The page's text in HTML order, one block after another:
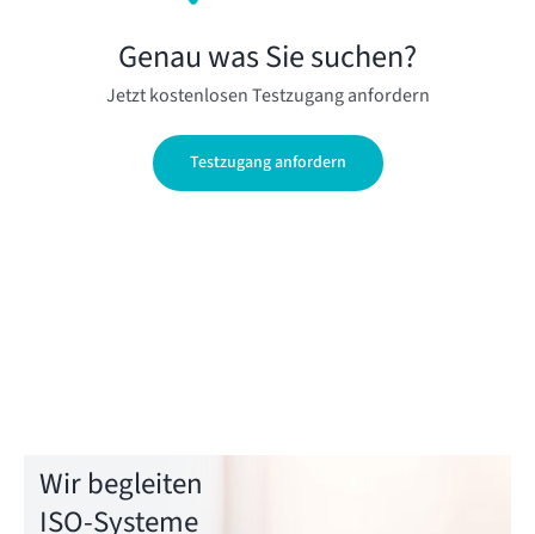
Genau was Sie suchen?
Jetzt kostenlosen Testzugang anfordern
Testzugang anfordern
Wir begleiten
ISO-Systeme